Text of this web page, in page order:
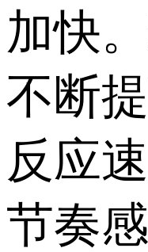
加快
不断
反应
节奏